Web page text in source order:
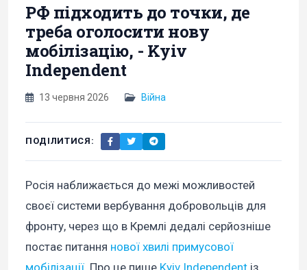
РФ підходить до точки, де
треба оголосити нову
мобілізацію, - Kyiv
Independent
13 червня 2026 Війна
ПОДІЛИТИСЯ:
Росія наближається до межі можливостей
своєї системи вербування добровольців для
фронту, через що в Кремлі дедалі серйозніше
постає питання нової хвилі примусової
мобілізації. Про це пише Kyiv Independent із